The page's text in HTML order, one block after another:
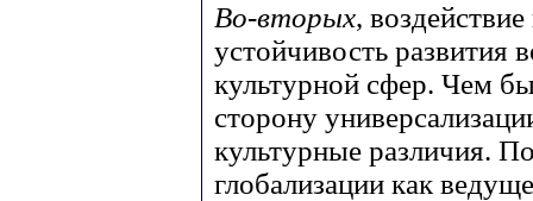
Во-вторых,
устойчивость развития
культурной сфер. Чем
сторону
культурные различия.
глобализации как